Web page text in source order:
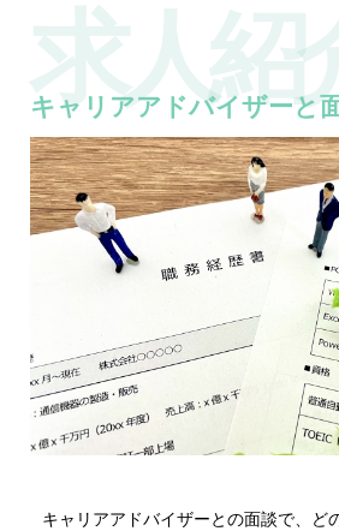
求人紹介
キャリアアドバイザーと
キャリアアドバイザーとの面談で、ど